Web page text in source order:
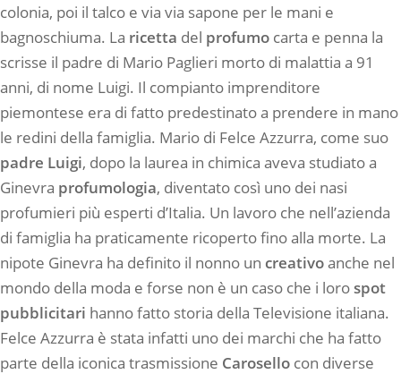
colonia, poi il talco e via via sapone per le mani e
bagnoschiuma. La ricetta del profumo carta e penna la
scrisse il padre di Mario Paglieri morto di malattia a 91
anni, di nome Luigi. Il compianto imprenditore
piemontese era di fatto predestinato a prendere in mano
le redini della famiglia. Mario di Felce Azzurra, come suo
padre Luigi, dopo la laurea in chimica aveva studiato a
Ginevra profumologia, diventato così uno dei nasi
profumieri più esperti d’Italia. Un lavoro che nell’azienda
di famiglia ha praticamente ricoperto fino alla morte. La
nipote Ginevra ha definito il nonno un creativoanche nel
mondo della moda e forse non è un caso che i lorospot
pubblicitari hanno fatto storia della Televisione italiana.
Felce Azzurra è stata infatti uno dei marchi che ha fatto
parte della iconica trasmissione Carosello con diverse